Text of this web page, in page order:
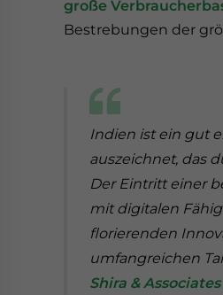
große
Bestrebungen der
Indien ist ein gut
auszeichnet, das
Der Eintritt einer
mit digitalen
florierenden
umfangreichen
Shira &